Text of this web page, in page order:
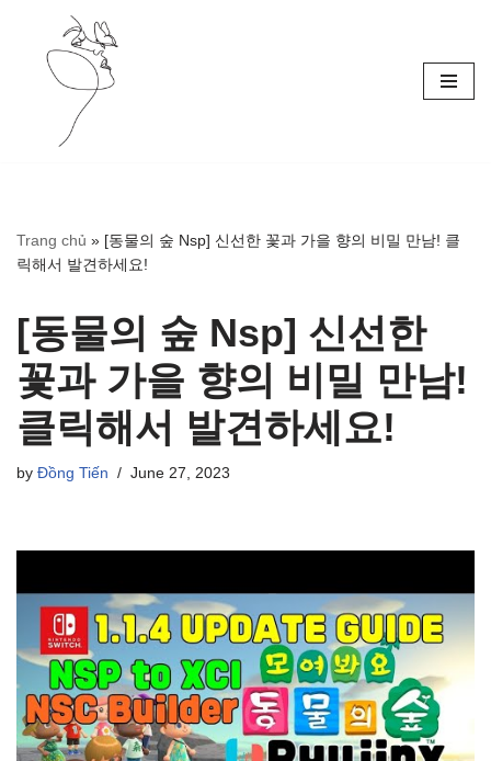
Skip
Trang chủ » [동물의 숲 Nsp] 신선한 꽃과 가을 향의 비밀 만남! 클
릭해서 발견하세요!
[동물의 숲 Nsp] 신선한
꽃과 가을 향의 비밀 만남!
클릭해서 발견하세요!
by Đồng Tiến June 27, 2023